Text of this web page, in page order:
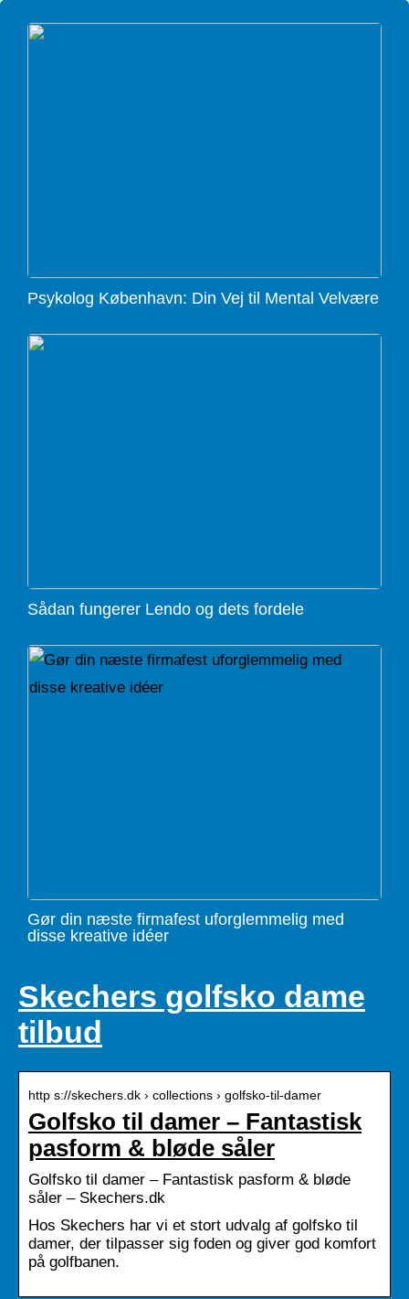
Psykolog København: Din Vej til Mental Velvære
Sådan fungerer Lendo og dets fordele
Gør din næste firmafest uforglemmelig med
disse kreative idéer
Skechers golfsko dame
tilbud
http s://skechers.dk › collections › golfsko-til-damer
Golfsko til damer – Fantastisk
pasform & bløde såler
Golfsko til damer – Fantastisk pasform & bløde
såler – Skechers.dk
Hos Skechers har vi et stort udvalg af golfsko til
damer, der tilpasser sig foden og giver god komfort
på golfbanen.